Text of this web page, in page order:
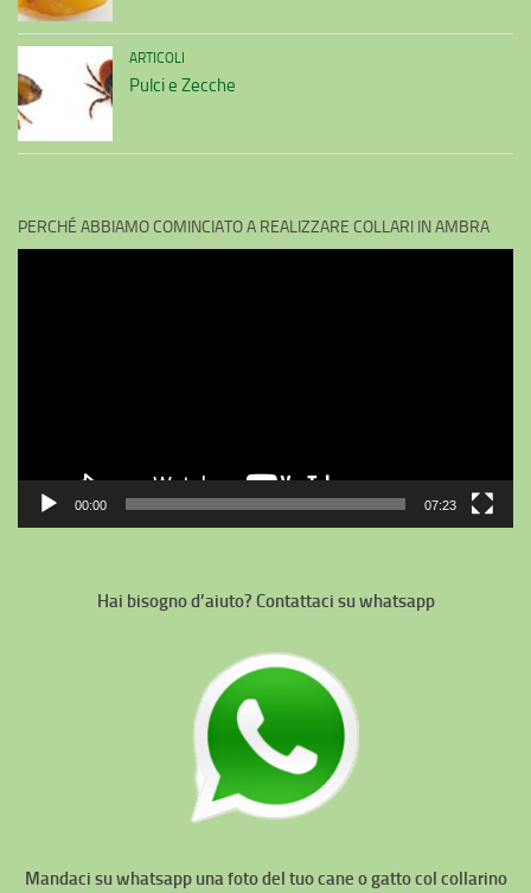
ARTICOLI
Pulci e Zecche
PERCHÉ ABBIAMO COMINCIATO A REALIZZARE COLLARI IN AMBRA
00:00 07:23
Hai bisogno d’aiuto? Contattaci su whatsapp
Mandaci su whatsapp una foto del tuo cane o gatto col collarino